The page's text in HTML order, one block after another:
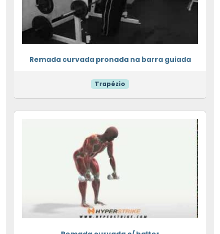
Remada curvada pronada na barra guiada
Trapézio